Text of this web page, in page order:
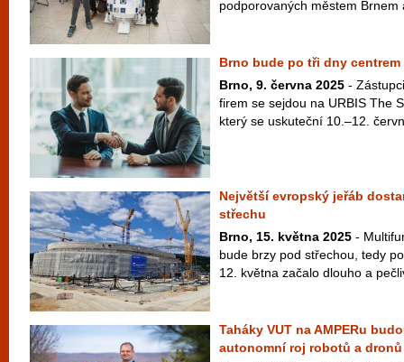
podporovaných městem Brnem
Brno bude po tři dny
Brno, 9. června 2025 -
firem se sejdou na URBIS The
který se uskuteční 10.–12.
Největší evropský jeřáb
střechu
Brno, 15. května 2025 -
bude brzy pod střechou, tedy
12. května začalo dlouho a
Taháky VUT na AMPERu
autonomní roj robotů a dronů